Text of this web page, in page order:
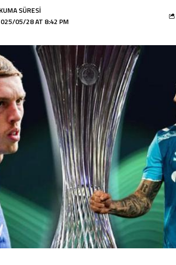
05/28 AT 8:42 PM
SÜRESI